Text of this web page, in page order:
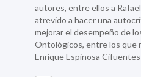
autores, entre ellos a
atrevido a hacer una
mejorar el desempeño de
Ontológicos, entre los que
Enrique Espinosa Cifuentes